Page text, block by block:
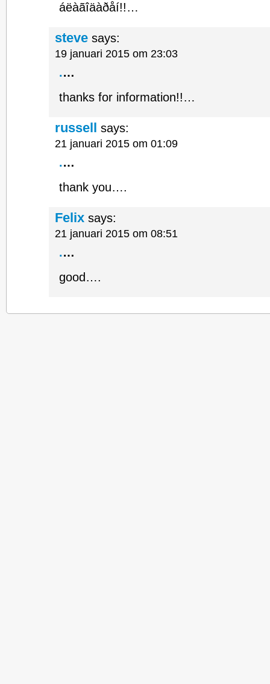
áëàãîäàðåí!!…
steve says:
19 januari 2015 om 23:03
.…
thanks for information!!…
russell says:
21 januari 2015 om 01:09
.…
thank you….
Felix says:
21 januari 2015 om 08:51
.…
good….